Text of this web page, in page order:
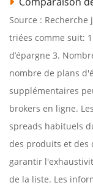
Source : Recherche
triées comme suit:
d’épargne 3.
nombre de plans
supplémentaires
brokers en ligne.
spreads habituels
des produits et des
garantir
de la liste. Les